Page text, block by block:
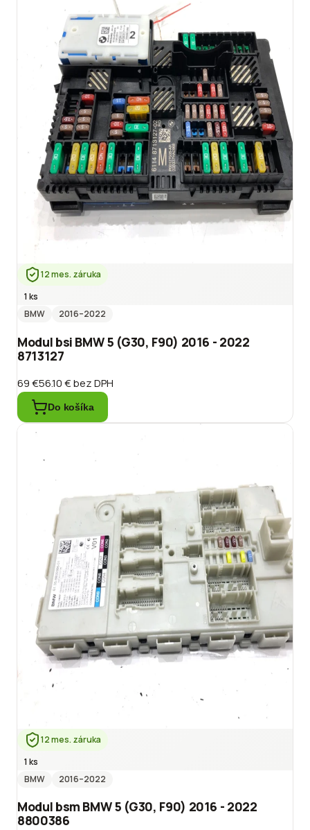
12 mes. záruka
1 ks
BMW
2016–2022
Modul bsi BMW 5 (G30, F90) 2016 - 2022
8713127
69 €56.10 €bez DPH
Do košíka
12 mes. záruka
1 ks
BMW
2016–2022
Modul bsm BMW 5 (G30, F90) 2016 - 2022
8800386